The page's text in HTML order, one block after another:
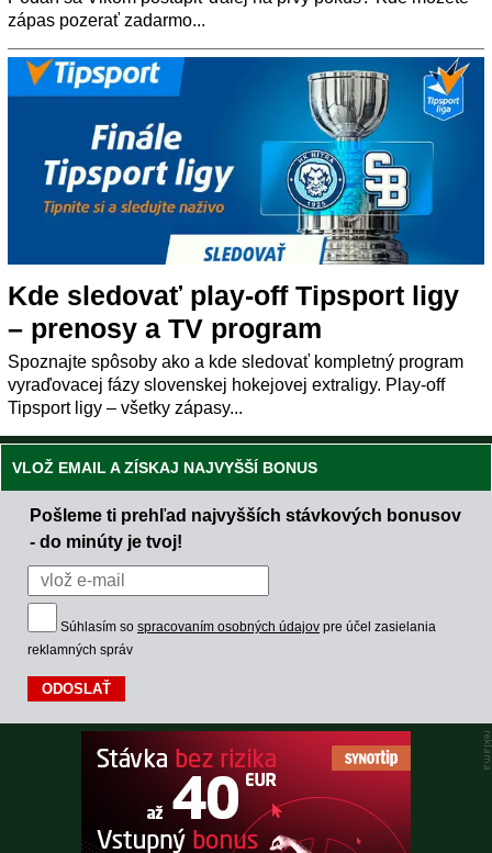
zápas pozerať zadarmo...
Kde sledovať play-off Tipsport ligy
– prenosy a TV program
Spoznajte spôsoby ako a kde sledovať kompletný program
vyraďovacej fázy slovenskej hokejovej extraligy. Play-off
Tipsport ligy – všetky zápasy...
VLOŽ EMAIL A ZÍSKAJ NAJVYŠŠÍ BONUS
Pošleme ti prehľad najvyšších stávkových bonusov
- do minúty je tvoj!
Súhlasím so spracovaním osobných údajov pre účel zasielania
reklamných správ